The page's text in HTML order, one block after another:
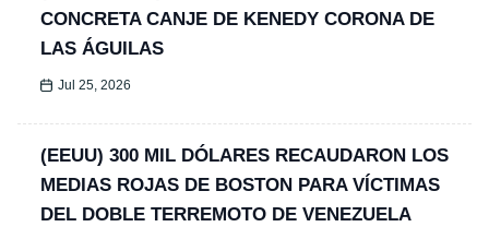
CONCRETA CANJE DE KENEDY CORONA DE
LAS ÁGUILAS
Jul 25, 2026
(EEUU) 300 MIL DÓLARES RECAUDARON LOS
MEDIAS ROJAS DE BOSTON PARA VÍCTIMAS
DEL DOBLE TERREMOTO DE VENEZUELA